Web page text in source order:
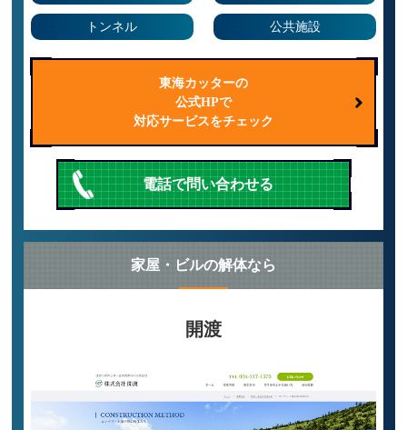
トンネル 公共施設
東海カッターの
公式HPで
対応サービスをチェック
電話で問い合わせる
家屋・ビルの解体なら
開渡